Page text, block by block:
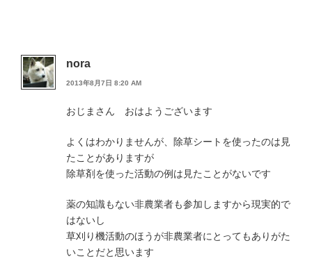
nora
2013年8月7日 8:20 AM
おじまさん おはようございます
よくはわかりませんが、除草シートを使ったのは見
たことがありますが
除草剤を使った活動の例は見たことがないです
薬の知識もない非農業者も参加しますから現実的で
はないし
草刈り機活動のほうが非農業者にとってもありがた
いことだと思います